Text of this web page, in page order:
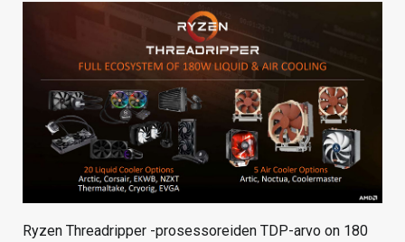
Ryzen Threadripper -prosessoreiden TDP-arvo on 180